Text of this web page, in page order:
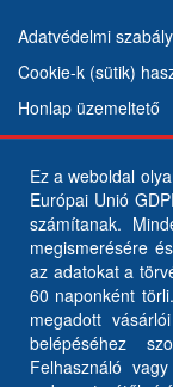
Adatvédelmi
Cookie-k (sütik)
Honlap üzemeltető
Ez a weboldal
Európai Unió
számítanak.
megismerésére
az adatokat a
60 naponként
megadott
belépéséhez
Felhasználó